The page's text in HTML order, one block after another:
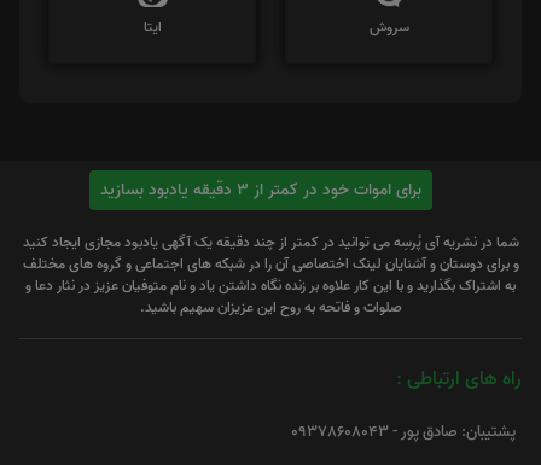
سروش ایتا
برای اموات خود در کمتر از 3 دقیقه یادبود بسازید
شما در نشریه آی پُرسِه می توانید در کمتر از چند دقیقه یک آگهی یادبود مجازی ایجاد کنید
و برای دوستان و آشنایان لینک اختصاصی آن را در شبکه های اجتماعی و گروه های مختلف
به اشتراک بگذارید و با این کار علاوه بر زنده نگاه داشتن یاد و نام متوفیان عزیز در نثار دعا و
صلوات و فاتحه به روح این عزیزان سهیم باشید.
راه های ارتباطی :
پشتیبان: صادق پور - 09378608043